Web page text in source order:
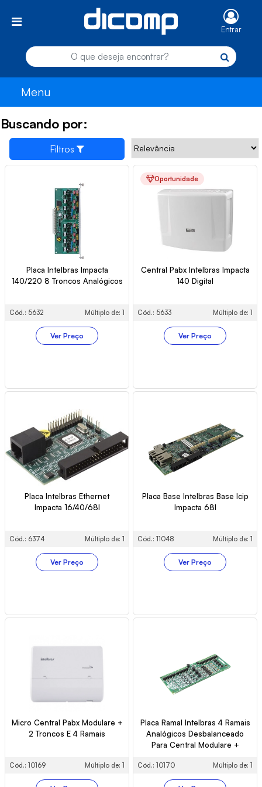
Entrar
Menu
Buscando por:
Filtros
Placa Intelbras Impacta
140/220 8 Troncos Analógicos
Cód.: 5632 Múltiplo de: 1
Ver Preço
Oportunidade
Central Pabx Intelbras Impacta
140 Digital
Cód.: 5633 Múltiplo de: 1
Ver Preço
Placa Intelbras Ethernet
Impacta 16/40/68I
Cód.: 6374 Múltiplo de: 1
Ver Preço
Placa Base Intelbras Base Icip
Impacta 68I
Cód.: 11048 Múltiplo de: 1
Ver Preço
Micro Central Pabx Modulare +
2 Troncos E 4 Ramais
Cód.: 10169 Múltiplo de: 1
Placa Ramal Intelbras 4 Ramais
Analógicos Desbalanceado
Para Central Modulare +
Cód.: 10170 Múltiplo de: 1